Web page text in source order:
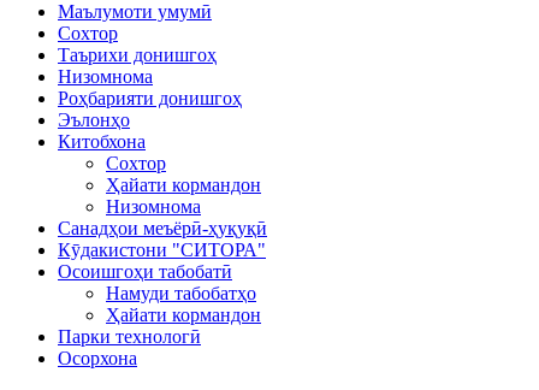
Маълумоти умумӣ
Сохтор
Таърихи донишгоҳ
Низомнома
Роҳбарияти донишгоҳ
Эълонҳо
Китобхона
Сохтор
Ҳайати кормандон
Низомнома
Санадҳои меъёрӣ-ҳуқуқӣ
Кӯдакистони "СИТОРА"
Осоишгоҳи табобатӣ
Намуди табобатҳо
Ҳайати кормандон
Парки технологӣ
Осорхона